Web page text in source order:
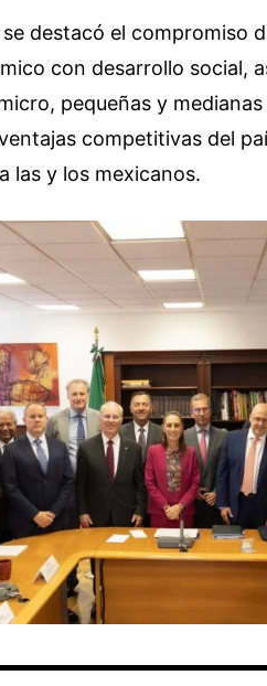
destacó el compromiso
con desarrollo social,
pequeñas y
competitivas del
las y los mexicanos.